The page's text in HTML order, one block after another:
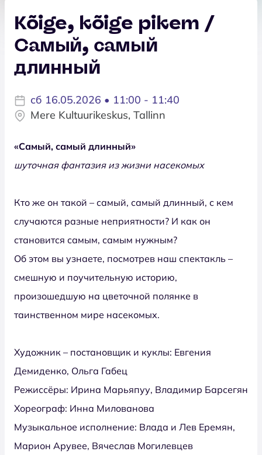
Kõige, kõige pikem /
Самый, самый
длинный
сб 16.05.2026 • 11:00 - 11:40
Mere Kultuurikeskus, Tallinn
«Самый, самый длинный»
шуточная фантазия из жизни насекомых
Кто же он такой – самый, самый длинный, с кем
случаются разные неприятности? И как он
становится самым, самым нужным?
Об этом вы узнаете, посмотрев наш спектакль –
смешную и поучительную историю,
произошедшую на цветочной полянке в
таинственном мире насекомых.
Художник – постановщик и куклы: Евгения
Демиденко, Ольга Габец
Режиссёры: Ирина Марьяпуу, Владимир Барсегян
Хореограф: Инна Милованова
Музыкальное исполнение: Влада и Лев Еремян,
Марион Арувее, Вячеслав Могилевцев